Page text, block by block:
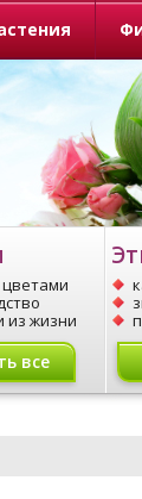
цветами
из жизни
все